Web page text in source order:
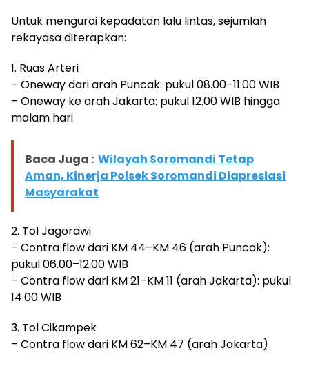
Untuk mengurai kepadatan lalu lintas, sejumlah
rekayasa diterapkan:
1. Ruas Arteri
– Oneway dari arah Puncak: pukul 08.00–11.00 WIB
– Oneway ke arah Jakarta: pukul 12.00 WIB hingga
malam hari
Baca Juga : Wilayah Soromandi Tetap
Aman, Kinerja Polsek Soromandi Diapresiasi
Masyarakat
2. Tol Jagorawi
– Contra flow dari KM 44–KM 46 (arah Puncak):
pukul 06.00–12.00 WIB
– Contra flow dari KM 21–KM 11 (arah Jakarta): pukul
14.00 WIB
3. Tol Cikampek
– Contra flow dari KM 62–KM 47 (arah Jakarta)